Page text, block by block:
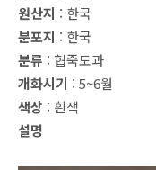
원산지 : 한국
분포지 : 한국
분류 : 협죽도과
개화시기 : 5~6월
색상 : 흰색
설명